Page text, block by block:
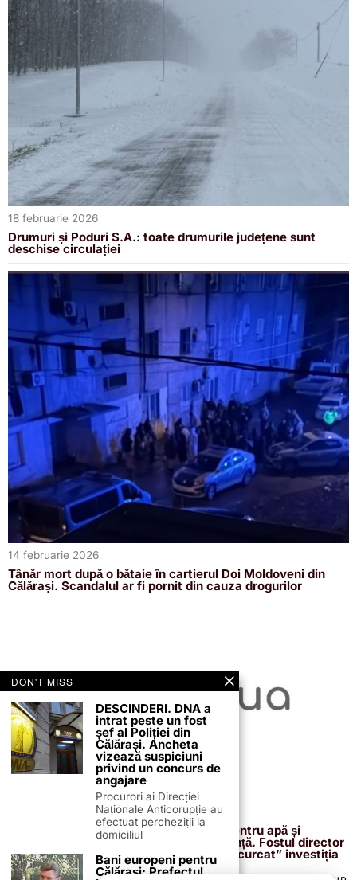
18 februarie 2026
Drumuri și Poduri S.A.: toate drumurile județene sunt
deschise circulației
14 februarie 2026
Tânăr mort după o bătaie în cartierul Doi Moldoveni din
Călărași. Scandalul ar fi pornit din cauza drogurilor
13 februarie 2026
Proiectul de 400 de milioane de euro pentru apă și
canalizare, confirmat definitiv de instanță. Fostul director
reacționează după acuzațiile că ar fi „încurcat” investiția
DON'T MISS
DESCINDERI. DNA a
intrat peste un fost
șef al Poliției din
Călărași. Ancheta
vizează suspiciuni
privind un concurs de
angajare
Procurori ai Direcției
Naționale Anticorupție au
efectuat percheziții la
domiciliul
Bani europeni pentru
Călărași: Prefectul